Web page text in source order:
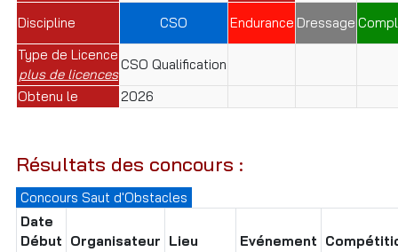
Discipline
CSO Endurance Dressage
Type de Licence
plus de licences
CSO Qualification
Obtenu le
2026
Résultats des concours :
Concours Saut d'Obstacles
Date
Début Organisateur Lieu Evénement